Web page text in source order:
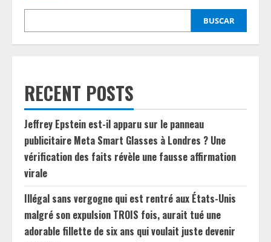
BUSCAR
RECENT POSTS
Jeffrey Epstein est-il apparu sur le panneau
publicitaire Meta Smart Glasses à Londres ? Une
vérification des faits révèle une fausse affirmation
virale
Illégal sans vergogne qui est rentré aux États-Unis
malgré son expulsion TROIS fois, aurait tué une
adorable fillette de six ans qui voulait juste devenir